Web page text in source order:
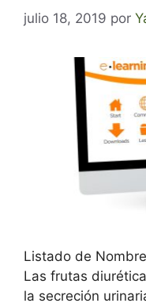
julio 18, 2019 por
Listado de
Las frutas
la secreción